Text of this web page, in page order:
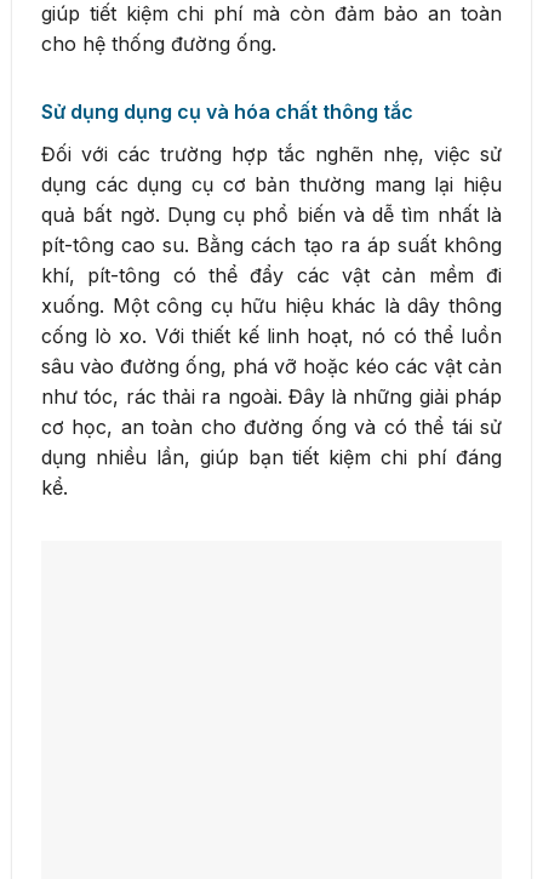
giúp tiết kiệm chi phí mà còn đảm bảo an toàn
cho hệ thống đường ống.
Sử dụng dụng cụ và hóa chất thông tắc
Đối với các trường hợp tắc nghẽn nhẹ, việc sử
dụng các dụng cụ cơ bản thường mang lại hiệu
quả bất ngờ. Dụng cụ phổ biến và dễ tìm nhất là
pít-tông cao su. Bằng cách tạo ra áp suất không
khí, pít-tông có thể đẩy các vật cản mềm đi
xuống. Một công cụ hữu hiệu khác là dây thông
cống lò xo. Với thiết kế linh hoạt, nó có thể luồn
sâu vào đường ống, phá vỡ hoặc kéo các vật cản
như tóc, rác thải ra ngoài. Đây là những giải pháp
cơ học, an toàn cho đường ống và có thể tái sử
dụng nhiều lần, giúp bạn tiết kiệm chi phí đáng
kể.